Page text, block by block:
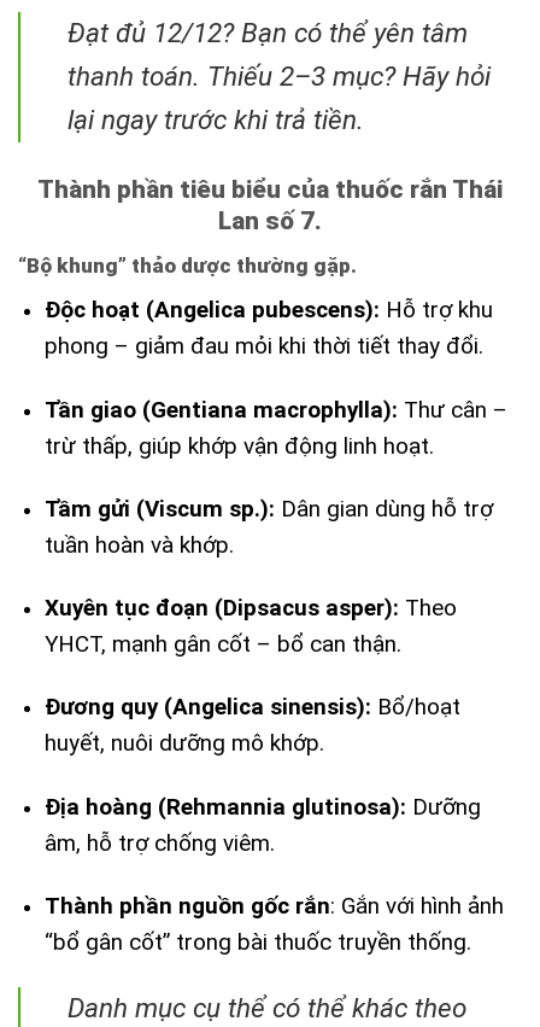
Đạt đủ 12/12? Bạn có thể yên tâm
thanh toán. Thiếu 2–3 mục? Hãy hỏi
lại ngay trước khi trả tiền.
Thành phần tiêu biểu của thuốc rắn Thái
Lan số 7.
“Bộ khung” thảo dược thường gặp.
Độc hoạt (Angelica pubescens): Hỗ trợ khu
phong – giảm đau mỏi khi thời tiết thay đổi.
Tần giao (Gentiana macrophylla): Thư cân –
trừ thấp, giúp khớp vận động linh hoạt.
Tầm gửi (Viscum sp.): Dân gian dùng hỗ trợ
tuần hoàn và khớp.
Xuyên tục đoạn (Dipsacus asper): Theo
YHCT, mạnh gân cốt – bổ can thận.
Đương quy (Angelica sinensis): Bổ/hoạt
huyết, nuôi dưỡng mô khớp.
Địa hoàng (Rehmannia glutinosa): Dưỡng
âm, hỗ trợ chống viêm.
Thành phần nguồn gốc rắn: Gắn với hình ảnh
“bổ gân cốt” trong bài thuốc truyền thống.
Danh mục cụ thể có thể khác theo